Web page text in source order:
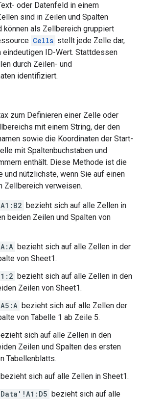
oder Datenfeld in einem
sind in Zeilen und Spalten
können als Zellbereich gruppiert
Cells stellt jede Zelle dar,
eindeutigen ID-Wert. Stattdessen
durch Zeilen- und
identifiziert.
zum Definieren einer Zelle oder
mit einem String, der den
sowie die Koordinaten der Start-
mit Spaltenbuchstaben und
enthält. Diese Methode ist die
und nützlichste, wenn Sie auf einen
Zellbereich verweisen.
bezieht sich auf alle Zellen in
beiden Zeilen und Spalten von
bezieht sich auf alle Zellen in der
von Sheet1.
bezieht sich auf alle Zellen in den
Zeilen von Sheet1.
bezieht sich auf alle Zellen der
von Tabelle 1 ab Zeile 5.
sich auf alle Zellen in den
Zeilen und Spalten des ersten
Tabellenblatts.
bezieht sich auf alle Zellen in Sheet1.
bezieht sich auf alle